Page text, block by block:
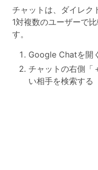
チャットは、ダイレク
1対複数のユーザーで
す。
Google Chatを開く
チャットの右側「
い相手を検索する